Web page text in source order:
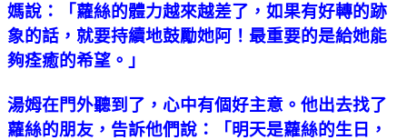
媽說：「蘿絲的體力越來越差了，如果有好轉的跡
象的話，就要持續地鼓勵她阿！最重要的是給她能
夠痊癒的希望。」
湯姆在門外聽到了，心中有個好主意。他出去找了
蘿絲的朋友，告訴他們說：「明天是蘿絲的生日，